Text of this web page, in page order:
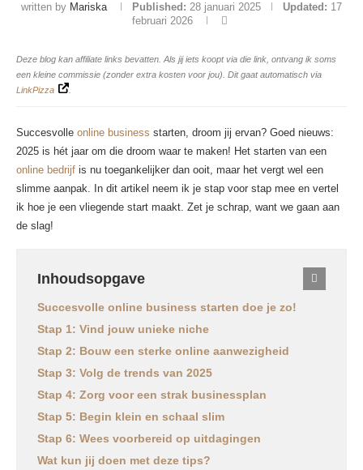
written by Mariska Published: 28 januari 2025 Updated: 17
februari 2026
Deze blog kan affiliate links bevatten. Als jij iets koopt via die link, ontvang ik soms
een kleine commissie (zonder extra kosten voor jou). Dit gaat automatisch via
LinkPizza
Succesvolle online business starten, droom jij ervan? Goed nieuws:
2025 is hét jaar om die droom waar te maken! Het starten van een
online bedrijf is nu toegankelijker dan ooit, maar het vergt wel een
slimme aanpak. In dit artikel neem ik je stap voor stap mee en vertel
ik hoe je een vliegende start maakt. Zet je schrap, want we gaan aan
de slag!
Inhoudsopgave
Succesvolle online business starten doe je zo!
Stap 1: Vind jouw unieke niche
Stap 2: Bouw een sterke online aanwezigheid
Stap 3: Volg de trends van 2025
Stap 4: Zorg voor een strak businessplan
Stap 5: Begin klein en schaal slim
Stap 6: Wees voorbereid op uitdagingen
Wat kun jij doen met deze tips?